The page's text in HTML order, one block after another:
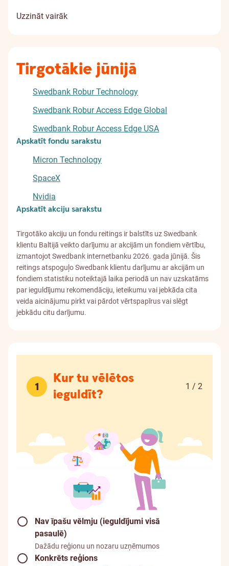
Uzzināt vairāk
Tirgotākie jūnijā
Swedbank Robur Technology
Swedbank Robur Access Edge Global
Swedbank Robur Access Edge USA
Apskatīt fondu sarakstu
Micron Technology
SpaceX
Nvidia
Apskatīt akciju sarakstu
Tirgotāko akciju un fondu reitings ir balstīts uz Swedbank
klientu Baltijā veikto darījumu ar akcijām un fondiem vērtību,
izmantojot Swedbank internetbanku 2026. gada jūnijā. Šis
reitings atspoguļo Swedbank klientu darījumu ar akcijām un
fondiem statistiku noteiktajā laika periodā un nav uzskatāms
par ieguldījumu rekomendāciju, ieteikumu vai jebkāda cita
veida aicinājumu pirkt vai pārdot vērtspapīrus vai slēgt
jebkādu citu darījumu.
ieguldījumu
fondu
izvēlēties?
1
Kur tu vēlētos
ieguldīt?
1 / 2
Nav īpašu vēlmju (ieguldījumi visā
pasaulē)
Dažādu reģionu un nozaru uzņēmumos
Konkrēts reģions